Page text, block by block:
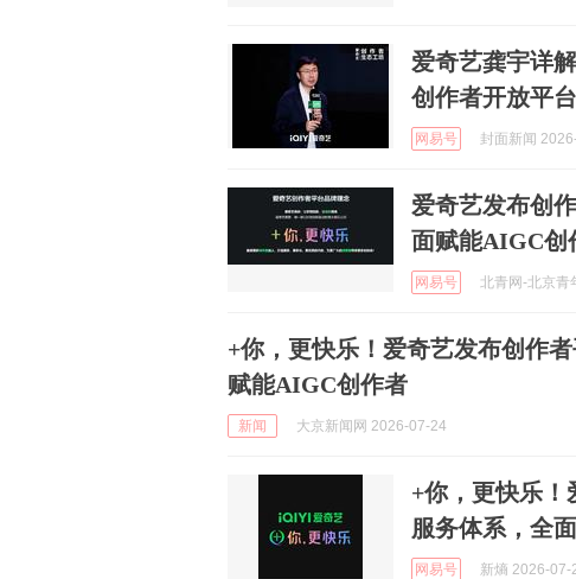
爱奇艺龚宇详
创作者开放平台
网易号 封面新闻
爱奇艺发布创
面赋能AIGC创
网易号 北青网-北京青
+你，更快乐！爱奇艺发布创作
赋能AIGC创作者
新闻 大京新闻网 2026-07-24
+你，更快乐！
服务体系，全
网易号 新熵 2026-07-